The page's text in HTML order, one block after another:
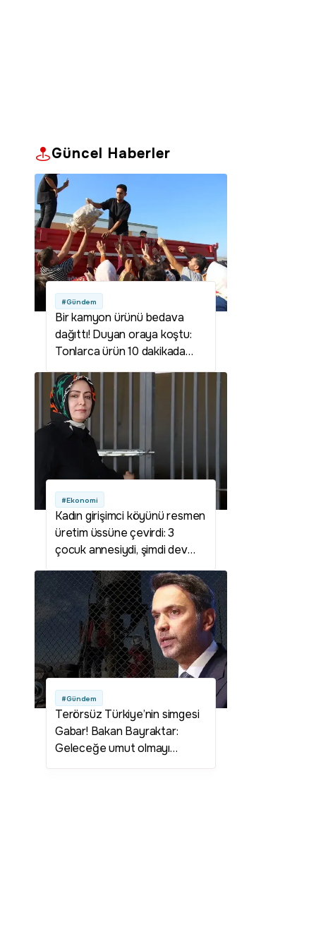
Güncel Haberler
#Gündem
Bir kamyon ürünü bedava
dağıttı! Duyan oraya koştu:
Tonlarca ürün 10 dakikada
#Ekonomi
Kadın girişimci köyünü resmen
üretim üssüne çevirdi: 3
çocuk annesiydi, şimdi dev
#Gündem
Terörsüz Türkiye’nin simgesi
Gabar! Bakan Bayraktar:
Geleceğe umut olmayı